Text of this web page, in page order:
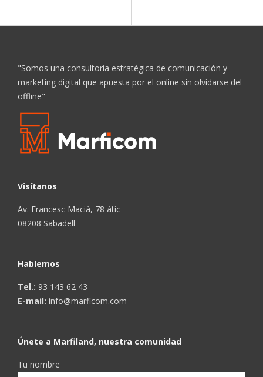
"Somos una consultoría estratégica de comunicación y
marketing digital que apuesta por el online sin olvidarse del
offline"
Visítanos
Av. Francesc Macià, 78 àtic
08208 Sabadell
Hablemos
Tel.: 93 143 62 43
E-mail: info@marficom.com
Únete a Marfiland, nuestra comunidad
Tu nombre